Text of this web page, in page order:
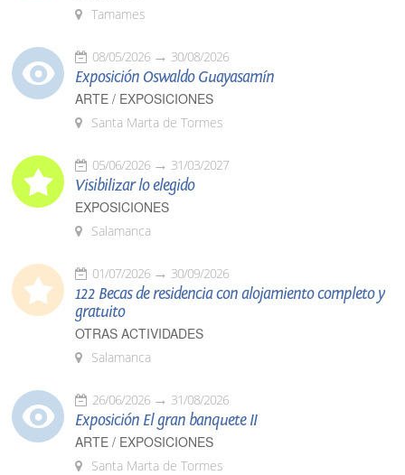
Tamames
08/05/2026 30/08/2026
Exposición Oswaldo Guayasamín
ARTE / EXPOSICIONES
Santa Marta de Tormes
05/06/2026 31/03/2027
Visibilizar lo elegido
EXPOSICIONES
Salamanca
01/07/2026 30/09/2026
122 Becas de residencia con alojamiento completo y
gratuito
OTRAS ACTIVIDADES
Salamanca
26/06/2026 31/08/2026
Exposición El gran banquete II
ARTE / EXPOSICIONES
Santa Marta de Tormes